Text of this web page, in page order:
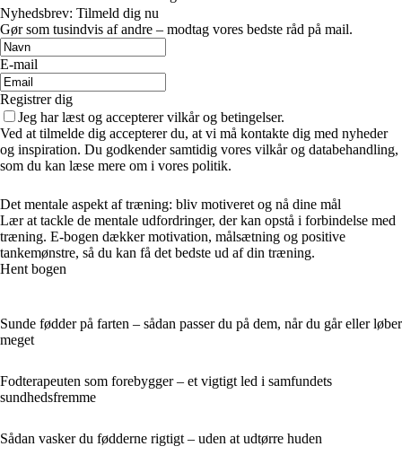
Nyhedsbrev: Tilmeld dig nu
Gør som tusindvis af andre – modtag vores bedste råd på mail.
E-mail
Registrer dig
Jeg har læst og accepterer vilkår og betingelser.
Ved at tilmelde dig accepterer du, at vi må kontakte dig med nyheder
og inspiration. Du godkender samtidig vores vilkår og databehandling,
som du kan læse mere om i vores politik.
Det mentale aspekt af træning: bliv motiveret og nå dine mål
Lær at tackle de mentale udfordringer, der kan opstå i forbindelse med
træning. E-bogen dækker motivation, målsætning og positive
tankemønstre, så du kan få det bedste ud af din træning.
Hent bogen
Sunde fødder på farten – sådan passer du på dem, når du går eller løber
meget
Fodterapeuten som forebygger – et vigtigt led i samfundets
sundhedsfremme
Sådan vasker du fødderne rigtigt – uden at udtørre huden